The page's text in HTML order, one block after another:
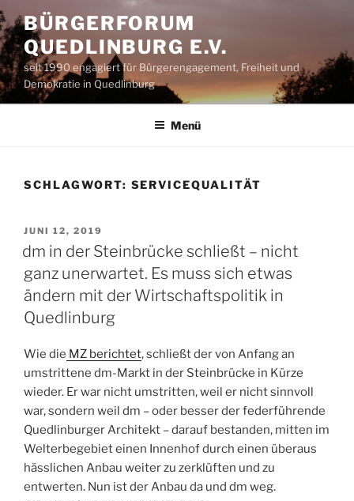
Zum
Inhalt
springen
BÜRGERFORUM
QUEDLINBURG E.V.
seit 1990 engagiert für Bürgerengagement, Freiheit und
Demokratie in Quedlinburg
Menü
SCHLAGWORT: SERVICEQUALITÄT
VERÖFFENTLICHT
AM
JUNI 12, 2019
dm in der Steinbrücke schließt – nicht
ganz unerwartet. Es muss sich etwas
ändern mit der Wirtschaftspolitik in
Quedlinburg
Wie die MZ berichtet, schließt der von Anfang an
umstrittene dm-Markt in der Steinbrücke in Kürze
wieder. Er war nicht umstritten, weil er nicht sinnvoll
war, sondern weil dm – oder besser der federführende
Quedlinburger Architekt – darauf bestanden, mitten im
Welterbegebiet einen Innenhof durch einen überaus
hässlichen Anbau weiter zu zerklüften und zu
entwerten. Nun ist der Anbau da und dm weg.